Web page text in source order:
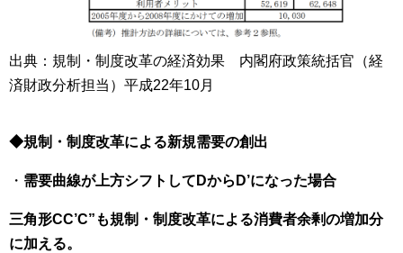
出典：規制・制度改革の経済効果 内閣府政策統括官（経
済財政分析担当）平成22年10月
◆規制・制度改革による新規需要の創出
・ 需要曲線が上方シフトしてDからD’になった場合
三角形CC’C”も規制・制度改革による消費者余剰の増加分
に加える。